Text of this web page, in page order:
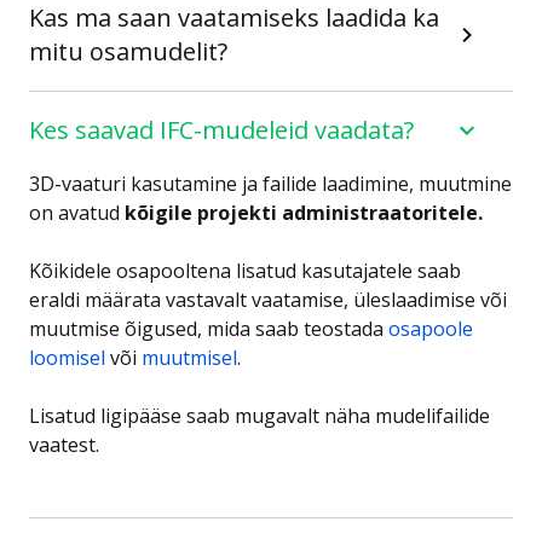
Kas ma saan vaatamiseks laadida ka
mitu osamudelit?
Kes saavad IFC-mudeleid vaadata?
3D-vaaturi kasutamine ja failide laadimine, muutmine
on avatud kõigile projekti administraatoritele.
Kõikidele osapooltena lisatud kasutajatele saab
eraldi määrata vastavalt vaatamise, üleslaadimise või
muutmise õigused, mida saab teostada osapoole
loomisel või muutmisel.
Lisatud ligipääse saab mugavalt näha mudelifailide
vaatest.